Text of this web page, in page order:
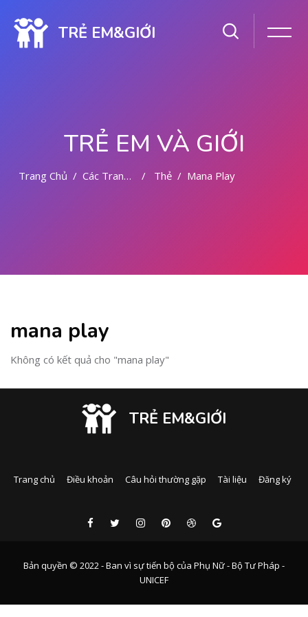
TRẺ EM&GIỚI
TRẺ EM VÀ GIỚI
Trang Chủ Các Trang Của Hệ Thống Thẻ Mana Play
mana play
Không có kết quả cho "mana play"
TRẺ EM&GIỚI
Trang chủ Điều khoản Câu hỏi thường gặp Tài liệu Đăng ký
Bản quyền © 2022 - Ban vì sự tiến bộ của Phụ Nữ - Bộ Tư Pháp -
UNICEF